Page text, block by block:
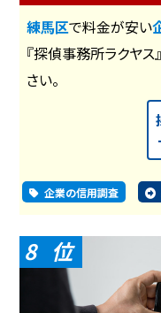
練馬区で料金が安い
『探偵事務所ラクヤス
さい。
企業の信用調査
8